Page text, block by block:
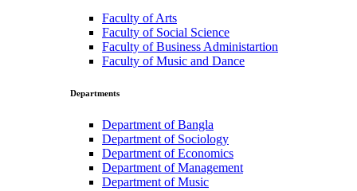
Faculty of Arts
Faculty of Social Science
Faculty of Business Administartion
Faculty of Music and Dance
Departments
Department of Bangla
Department of Sociology
Department of Economics
Department of Management
Department of Music